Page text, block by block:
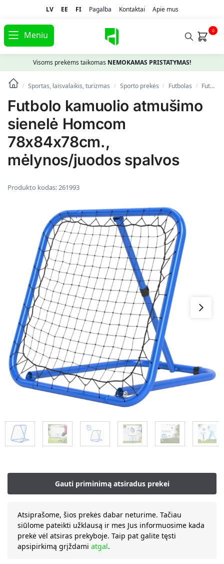
LV EE FI Pagalba Kontaktai Apie mus
Meniu 0
Visoms prekėms taikomas NEMOKAMAS PRISTATYMAS!
/ Sportas, laisvalaikis, turizmas / Spоrto prekės / Futbolas / Futbolo vartai ir tinklai
Futbolo kamuolio atmušimo
sienelė Homcom
78x84x78cm.,
mėlynos/juodos spalvos
Produkto kodas:261993
Atsiprašome, šios prekės dabar neturime. Tačiau
siūlome pateikti užklausą ir mes Jus informuosime kada
prekė vėl atsiras prekyboje. Taip pat galite tęsti
apsipirkimą grįždami atgal.